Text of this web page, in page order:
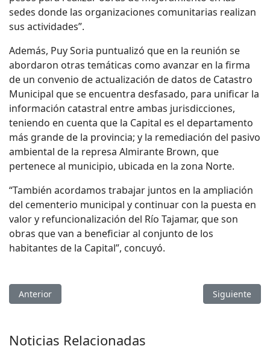
sedes donde las organizaciones comunitarias realizan
sus actividades”.
Además, Puy Soria puntualizó que en la reunión se
abordaron otras temáticas como avanzar en la firma
de un convenio de actualización de datos de Catastro
Municipal que se encuentra desfasado, para unificar la
información catastral entre ambas jurisdicciones,
teniendo en cuenta que la Capital es el departamento
más grande de la provincia; y la remediación del pasivo
ambiental de la represa Almirante Brown, que
pertenece al municipio, ubicada en la zona Norte.
“También acordamos trabajar juntos en la ampliación
del cementerio municipal y continuar con la puesta en
valor y refuncionalización del Río Tajamar, que son
obras que van a beneficiar al conjunto de los
habitantes de la Capital”, concuyó.
Artículo anterior: Avanzan en el ordenamiento territorial de
Anterior Artículo
Siguiente
Noticias Relacionadas